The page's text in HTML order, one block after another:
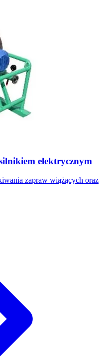
elektrycznym
zapraw wiążących oraz